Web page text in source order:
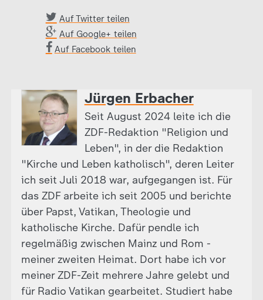
Auf Twitter teilen
Auf Google+ teilen
Auf Facebook teilen
Jürgen Erbacher
Seit August 2024 leite ich die
ZDF-Redaktion "Religion und
Leben", in der die Redaktion
"Kirche und Leben katholisch", deren Leiter
ich seit Juli 2018 war, aufgegangen ist. Für
das ZDF arbeite ich seit 2005 und berichte
über Papst, Vatikan, Theologie und
katholische Kirche. Dafür pendle ich
regelmäßig zwischen Mainz und Rom -
meiner zweiten Heimat. Dort habe ich vor
meiner ZDF-Zeit mehrere Jahre gelebt und
für Radio Vatikan gearbeitet. Studiert habe